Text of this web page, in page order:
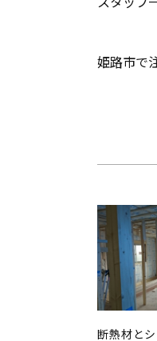
姫路市で
断熱材と